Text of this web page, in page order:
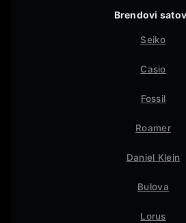
Brendovi
Seiko
Casio
Fossil
Roamer
Daniel Klein
Bulova
Lorus